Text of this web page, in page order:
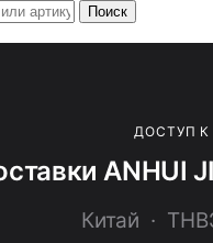
Поиск
ДОСТУП
ANHUI
Китай ·